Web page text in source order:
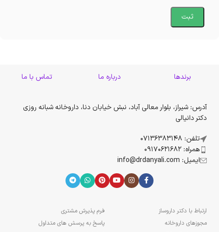
برندها درباره ما تماس با ما
آدرس: شیراز، بلوار معالی آباد، نبش خیابان دنا، داروخانه شبانه روزی
دکتر دانیالی
تلفن: 07136383148
همراه: 09170621682
ایمیل: info@drdanyali.com
ارتباط با دکتر داروساز
مجوزهای داروخانه
فرم پذیرش مشتری
پاسخ به پرسش های متداول